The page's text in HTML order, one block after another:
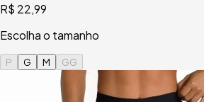
R$ 22,99
Escolha o tamanho
P G M GG